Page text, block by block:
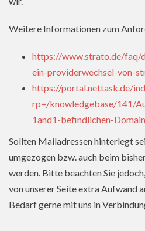
Weitere Informationen zum
https://www.strato.de/faq/
ein-providerwechsel-von-
https://portal.nettask.de/
rp=/knowledgebase/141/
1and1-befindlichen-
Sollten Mailadressen hinterlegt
umgezogen bzw. auch beim
werden. Bitte beachten Sie
von unserer Seite extra Aufwand
Bedarf gerne mit uns in